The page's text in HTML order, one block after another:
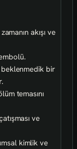
akışı ve
bir
temasını
ve
kimlik ve